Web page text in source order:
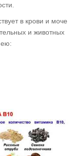
в крови и моче
и животных
ею: